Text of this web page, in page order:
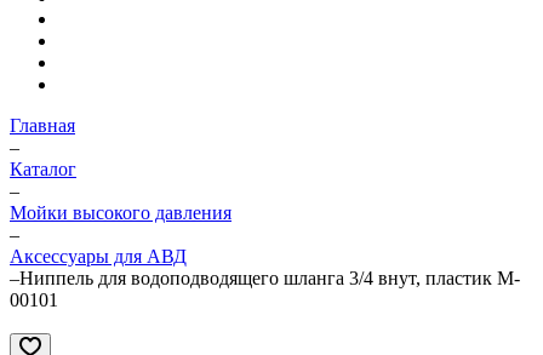
Главная
–
Каталог
–
Мойки высокого давления
–
Аксессуары для АВД
–Ниппель для водоподводящего шланга 3/4 внут, пластик M-
00101